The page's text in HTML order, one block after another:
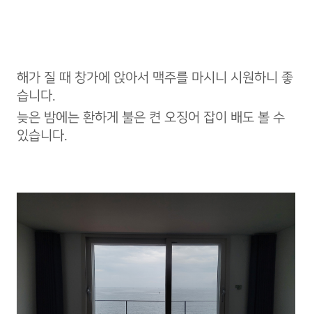
해가 질 때 창가에 앉아서 맥주를 마시니 시원하니 좋
습니다.
늦은 밤에는 환하게 불은 켠 오징어 잡이 배도 볼 수
있습니다.